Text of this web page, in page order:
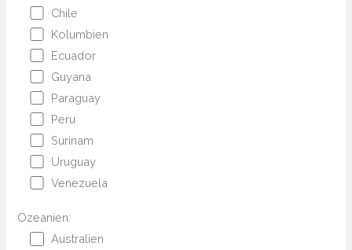
Chile
Kolumbien
Ecuador
Guyana
Paraguay
Peru
Surinam
Uruguay
Venezuela
Ozeanien:
Australien